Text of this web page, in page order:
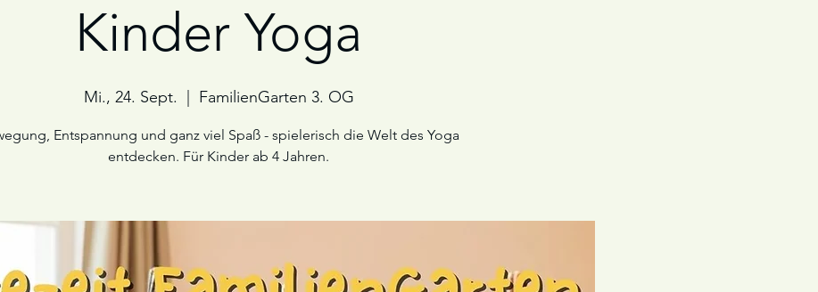
Kinder Yoga
Mi., 24. Sept. FamilienGarten 3. OG
Entspannung und ganz viel Spaß - spielerisch die Welt des Yoga
entdecken. Für Kinder ab 4 Jahren.